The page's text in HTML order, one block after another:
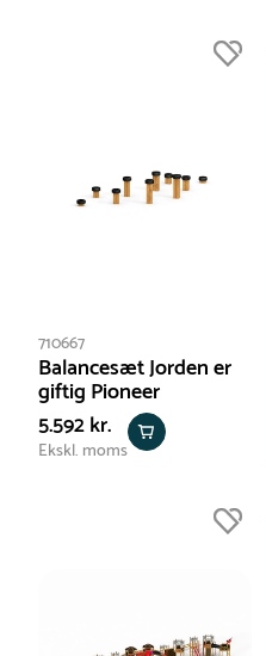
710667
Balancesæt Jorden er
giftig Pioneer
5.592 kr.
Ekskl. moms